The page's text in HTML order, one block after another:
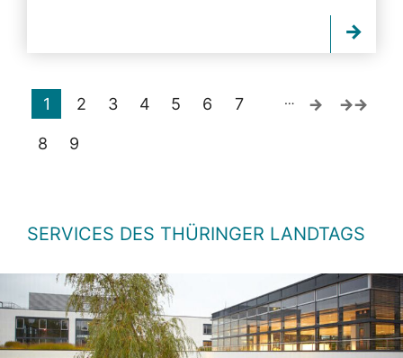
1 2 3 4 5 6 7
8 9
…
SERVICES DES THÜRINGER LANDTAGS